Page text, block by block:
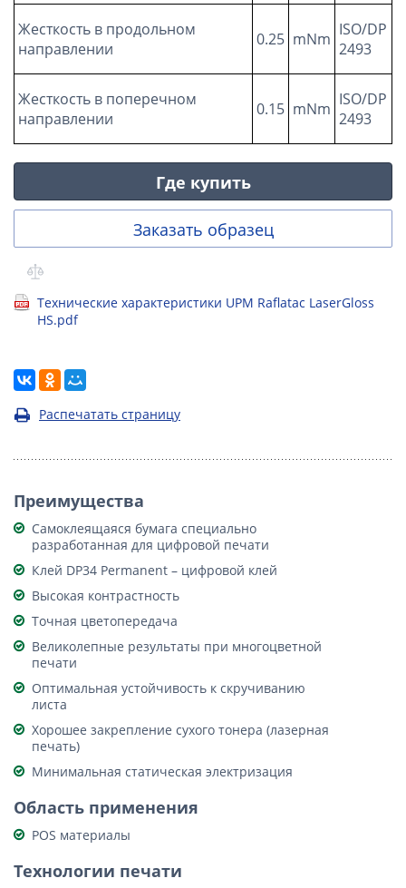
Жесткость в продольном
направлении
0.25 mNm ISO/DP
2493
Жесткость в поперечном
направлении
0.15 mNm ISO/DP
2493
Где купить
Заказать образец
Технические характеристики UPM Raflatac LaserGloss
HS.pdf
Распечатать страницу
Преимущества
Самоклеящаяся бумага специально
разработанная для цифровой печати
Клей DP34 Permanent – цифровой клей
Высокая контрастность
Точная цветопередача
Великолепные результаты при многоцветной
печати
Оптимальная устойчивость к скручиванию
листа
Хорошее закрепление сухого тонера (лазерная
печать)
Минимальная статическая электризация
Область применения
POS материалы
Технологии печати